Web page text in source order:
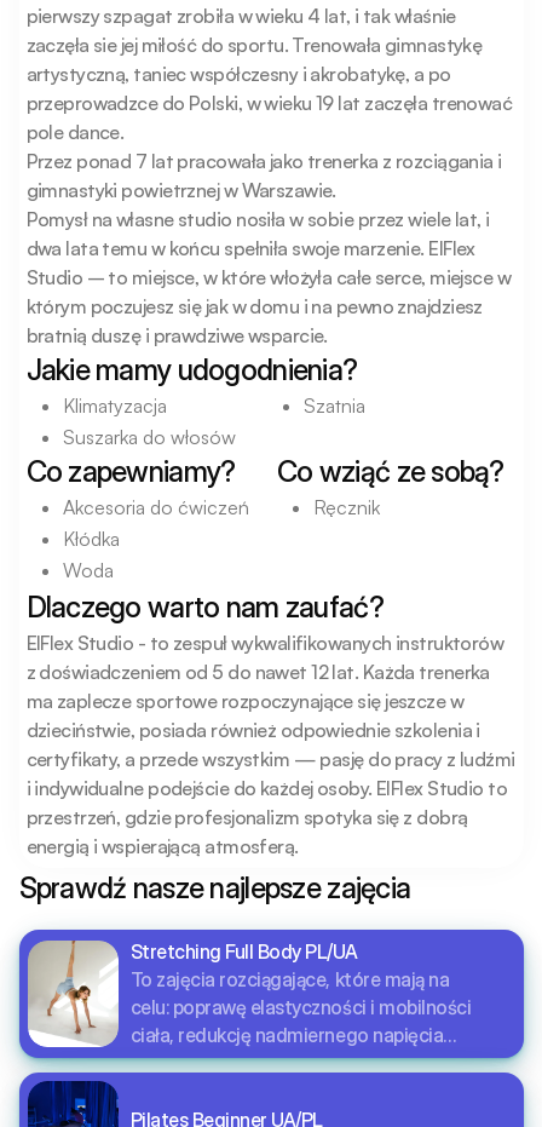
pierwszy szpagat zrobiła w wieku 4 lat, i tak właśnie
zaczęła sie jej miłość do sportu. Trenowała gimnastykę
artystyczną, taniec współczesny i akrobatykę, a po
przeprowadzce do Polski, w wieku 19 lat zaczęła trenować
pole dance.
Przez ponad 7 lat pracowała jako trenerka z rozciągania i
gimnastyki powietrznej w Warszawie.
Pomysł na własne studio nosiła w sobie przez wiele lat, i
dwa lata temu w końcu spełniła swoje marzenie. ElFlex
Studio – to miejsce, w które włożyła całe serce, miejsce w
którym poczujesz się jak w domu i na pewno znajdziesz
bratnią duszę i prawdziwe wsparcie.
Jakie mamy udogodnienia?
Klimatyzacja
Suszarka do włosów
Szatnia
Co zapewniamy?
Akcesoria do ćwiczeń
Kłódka
Woda
Co wziąć ze sobą?
Ręcznik
Dlaczego warto nam zaufać?
ElFlex Studio - to zespuł wykwalifikowanych instruktorów
z doświadczeniem od 5 do nawet 12 lat. Każda trenerka
ma zaplecze sportowe rozpoczynające się jeszcze w
dzieciństwie, posiada również odpowiednie szkolenia i
certyfikaty, a przede wszystkim — pasję do pracy z ludźmi
i indywidualne podejście do każdej osoby. ElFlex Studio to
przestrzeń, gdzie profesjonalizm spotyka się z dobrą
energią i wspierającą atmosferą.
Sprawdź nasze najlepsze zajęcia
Stretching Full Body PL/UA
To zajęcia rozciągające, które mają na
celu: poprawę elastyczności i mobilności
ciała, redukcję nadmiernego napięcia
mięśniowego, eliminację
Stretching ma pozytywny wpływ nie tylko na
Pilates Beginner UA/PL